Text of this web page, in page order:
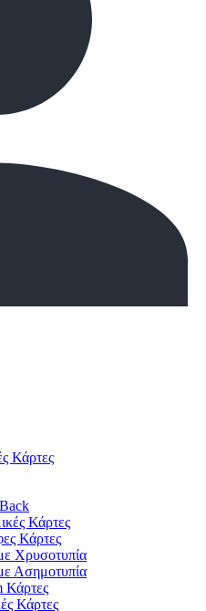
Κάρτες
Back
Κάρτες
Κάρτες
Χρυσοτυπία
Ασημοτυπία
Κάρτες
Κάρτες